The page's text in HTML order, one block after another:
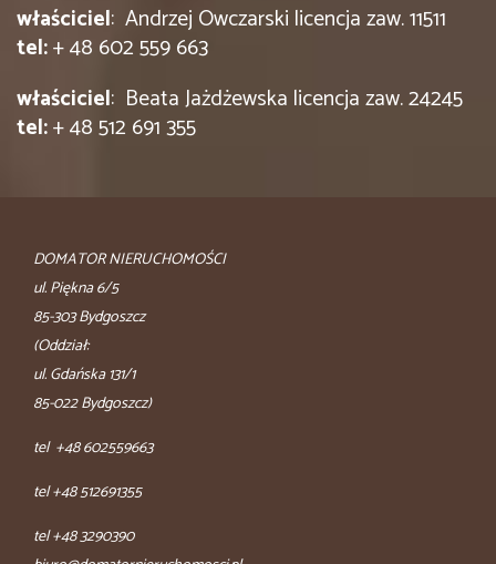
właściciel: Andrzej Owczarski licencja zaw. 11511
tel:+ 48 602 559 663
właściciel: Beata Jażdżewska licencja zaw. 24245
tel:+ 48 512 691 355
DOMATOR NIERUCHOMOŚCI
ul. Piękna 6/5
85-303 Bydgoszcz
(Oddział:
ul. Gdańska 131/1
85-022 Bydgoszcz)
tel +48 602559663
tel +48 512691355
tel +48 3290390